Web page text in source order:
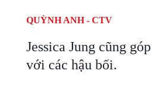
QUỲNH ANH - CTV
Jessica Jung cũng
với các hậu bối.